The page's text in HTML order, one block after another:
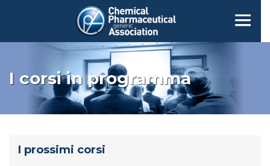
I corsi in programma
I prossimi corsi